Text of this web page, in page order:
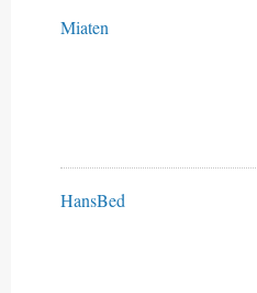
Miaten
HansBed